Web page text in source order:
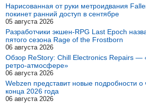
Нарисованная от руки метроидвания
покинет ранний доступ в сентябре
05 августа 2026
Разработчики экшен-RPG Last Epoch
пятого сезона Rage of the Frostborn
06 августа 2026
Обзор ReStory: Chill Electronics Repairs —
ретро-атмосфере»
06 августа 2026
Webzen представит новые подробности о
конца 2026 года
06 августа 2026